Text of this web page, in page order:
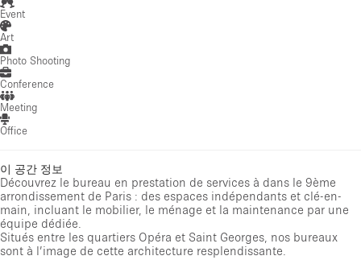
Event
Art
Photo Shooting
Conference
Meeting
Office
이 공간 정보
Découvrez le bureau en prestation de services à dans le 9ème
arrondissement de Paris : des espaces indépendants et clé-en-
main, incluant le mobilier, le ménage et la maintenance par une
équipe dédiée.
Situés entre les quartiers Opéra et Saint Georges, nos bureaux
sont à l’image de cette architecture resplendissante.